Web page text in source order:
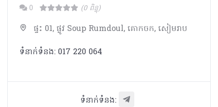
0 (0 ពិន្ទុ)
ផ្ទះ 01, ផ្លូវ Soup Rumdoul, គោកចក, សៀមរាប
ទំនាក់ទំនង: 017 220 064
ទំនាក់ទំនង: